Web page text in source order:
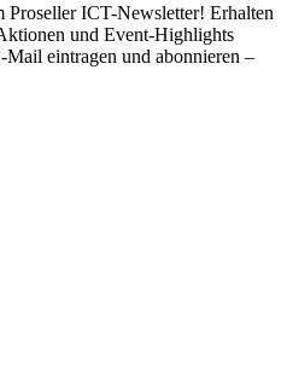
ICT-Newsletter! Erhalten
und Event-Highlights
eintragen und abonnieren –